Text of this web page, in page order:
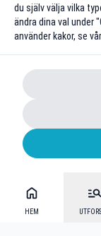
HEM
du själv välja vilka
ändra dina val under
använder kakor, se vår